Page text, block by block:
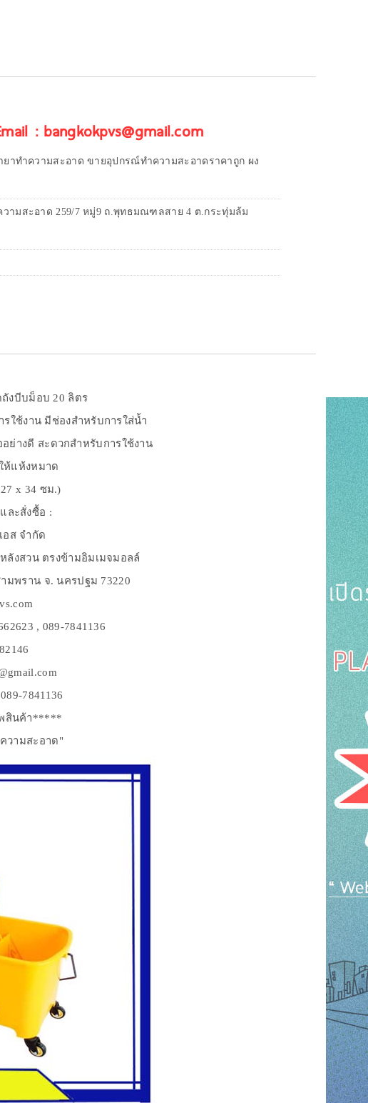
: bangkokpvs@gmail.com
าทำความสะอาด ขายอุปกรณ์ทำความสะอาดราคาถูก ผง
ามสะอาด 259/7 หมู่9 ถ.พุทธมณฑลสาย 4 ต.กระทุ่มล้ม
งบีบม็อบ 20 ลิตร
ใช้งาน มีช่องสำหรับการใส่น้ำ
ย่างดี สะดวกสำหรับการใช้งาน
ห้แห้งหมาด
x 34 ซม.)
ละสั่งซื้อ :
อส จำกัด
งสวน ตรงข้ามอิมเมจมอลล์
พราน จ. นครปฐม 73220
, 089-7841136
7841136
สินค้า*****
วามสะอาด"